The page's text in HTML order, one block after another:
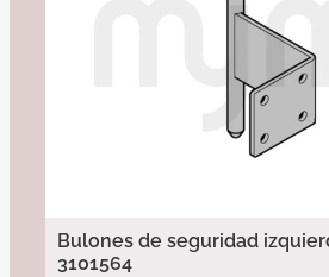
Bulones de seguridad
3101564